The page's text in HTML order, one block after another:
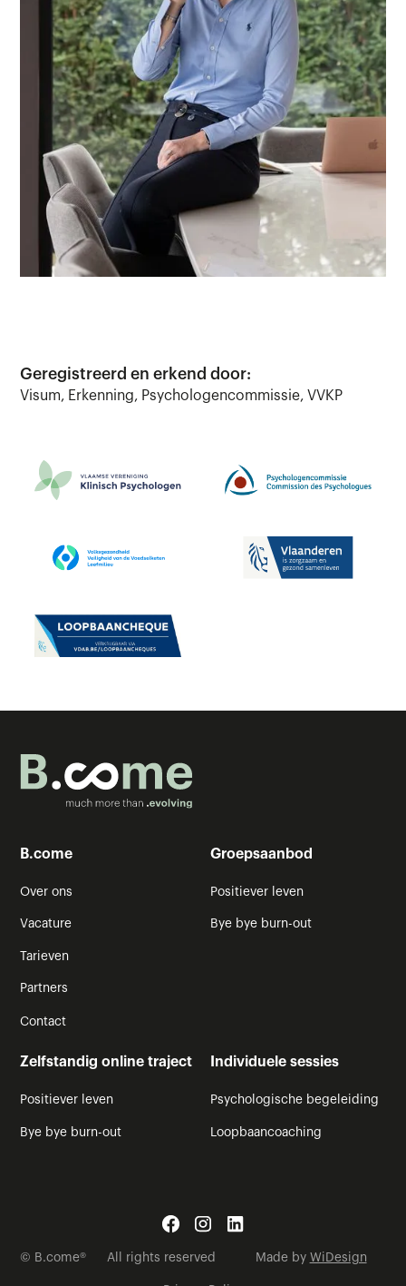
Geregistreerd en erkend door:
Visum, Erkenning, Psychologencommissie, VVKP
B.come
Over ons
Vacature
Tarieven
Partners
Contact
Groepsaanbod
Positiever leven
Bye bye burn-out
Zelfstandig online traject
Positiever leven
Bye bye burn-out
Individuele sessies
Psychologische begeleiding
Loopbaancoaching
© B.come® All rights reserved Made by WiDesign